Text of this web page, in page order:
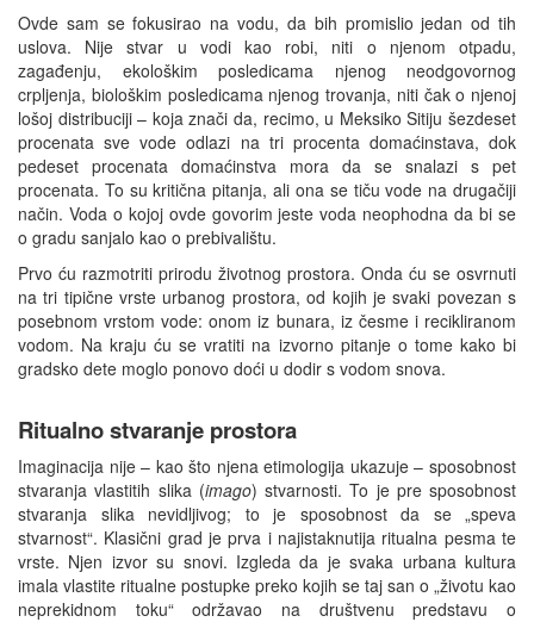
Ovde sam se fokusirao na vodu, da bih promislio jedan od tih
uslova. Nije stvar u vodi kao robi, niti o njenom otpadu,
zagađenju, ekološkim posledicama njenog neodgovornog
crpljenja, biološkim posledicama njenog trovanja, niti čak o njenoj
lošoj distribuciji – koja znači da, recimo, u Meksiko Sitiju šezdeset
procenata sve vode odlazi na tri procenta domaćinstava, dok
pedeset procenata domaćinstva mora da se snalazi s pet
procenata. To su kritična pitanja, ali ona se tiču vode na drugačiji
način. Voda o kojoj ovde govorim jeste voda neophodna da bi se
o gradu sanjalo kao o prebivalištu.
Prvo ću razmotriti prirodu životnog prostora. Onda ću se osvrnuti
na tri tipične vrste urbanog prostora, od kojih je svaki povezan s
posebnom vrstom vode: onom iz bunara, iz česme i recikliranom
vodom. Na kraju ću se vratiti na izvorno pitanje o tome kako bi
gradsko dete moglo ponovo doći u dodir s vodom snova.
Ritualno stvaranje prostora
Imaginacija nije – kao što njena etimologija ukazuje – sposobnost
stvaranja vlastitih slika (imago) stvarnosti. To je pre sposobnost
stvaranja slika nevidljivog; to je sposobnost da se „speva
stvarnost“. Klasični grad je prva i najistaknutija ritualna pesma te
vrste. Njen izvor su snovi. Izgleda da je svaka urbana kultura
imala vlastite ritualne postupke preko kojih se taj san o „životu kao
neprekidnom toku“ održavao na društvenu predstavu o